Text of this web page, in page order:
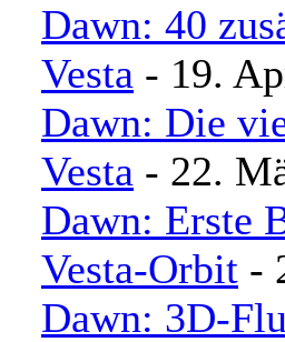
Dawn: 40
Vesta - 19.
Dawn: Die
Vesta - 22.
Dawn: Erste
Vesta-Orbit -
Dawn: 3D-